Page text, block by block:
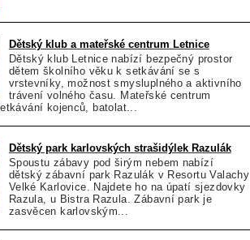
Dětský klub a mateřské centrum Letnice
Dětský klub Letnice nabízí bezpečný prostor
dětem školního věku k setkávání se s
vrstevníky, možnost smysluplného a aktivního
trávení volného času. Mateřské centrum
kojenců, batolat...
Dětský park karlovských strašidýlek Razulák
Spoustu zábavy pod širým nebem nabízí
dětský zábavní park Razulák v Resortu Valachy
Velké Karlovice. Najdete ho na úpatí sjezdovky
Razula, u Bistra Razula. Zábavní park je
zasvěcen karlovským...